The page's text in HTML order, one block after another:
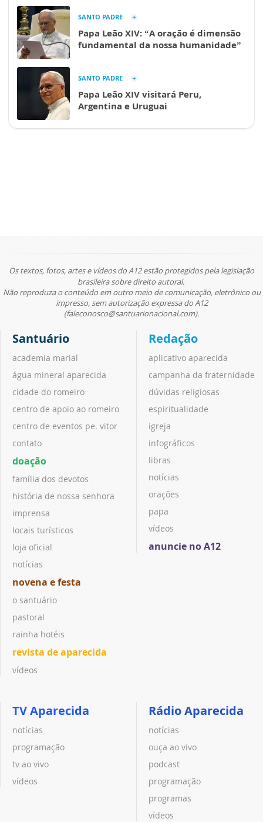
SANTO PADRE
Papa Leão XIV: “A oração é dimensão
fundamental da nossa humanidade”
SANTO PADRE
Papa Leão XIV visitará Peru,
Argentina e Uruguai
Os textos, fotos, artes e vídeos do A12 estão protegidos pela legislação
brasileira sobre direito autoral.
Não reproduza o conteúdo em outro meio de comunicação, eletrônico ou
impresso, sem autorização expressa do A12
(faleconosco@santuarionacional.com).
Santuário
academia marial
água mineral aparecida
cidade do romeiro
centro de apoio ao romeiro
centro de eventos pe. vitor
contato
doação
família dos devotos
história de nossa senhora
imprensa
locais turísticos
loja oficial
notícias
novena e festa
o santuário
pastoral
rainha hotéis
revista de aparecida
vídeos
Redação
aplicativo aparecida
campanha da fraternidade
dúvidas religiosas
espiritualidade
igreja
infográficos
libras
notícias
orações
papa
vídeos
anuncie no A12
TV Aparecida
notícias
programação
tv ao vivo
vídeos
Rádio Aparecida
notícias
ouça ao vivo
podcast
programação
programas
vídeos